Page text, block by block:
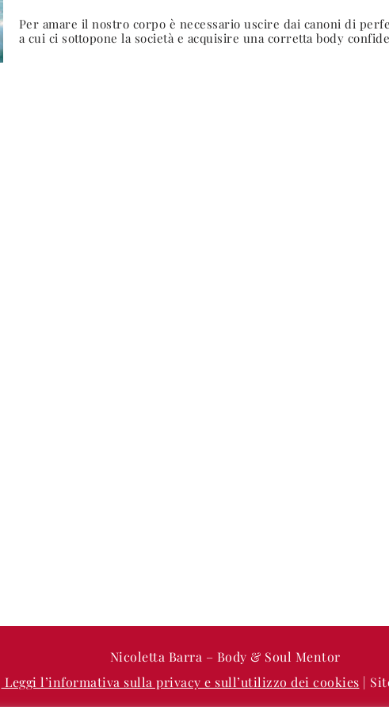
Per amare il nostro corpo è necessario uscire dai canoni di
a cui ci sottopone la società e acquisire una corretta body
Nicoletta Barra – Body & Soul Mentor
Leggi l’informativa sulla privacy e sull’utilizzo dei cookies |